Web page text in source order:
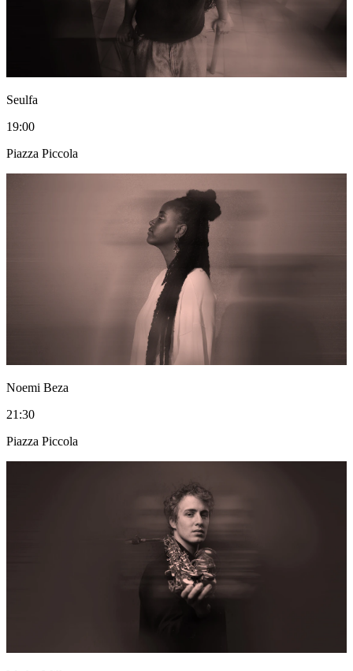
Seulfa
19:00
Piazza Piccola
Noemi Beza
21:30
Piazza Piccola